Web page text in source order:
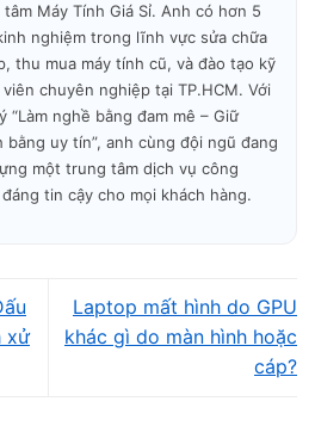
gọn - có hóa đơn VAT đầy
tuyệt đối trước khi bàn
giá minh bạch - Không
Máy Tính Giá Sỉ. Anh có hơn 5
nghiệm trong lĩnh vực sửa chữa
thu mua máy tính cũ, và đào tạo kỹ
chuyên nghiệp tại TP.HCM. Với
“Làm nghề bằng đam mê – Giữ
bằng uy tín”, anh cùng đội ngũ đang
một trung tâm dịch vụ công
tin cậy cho mọi khách hàng.
xử
Laptop mất hình do GPU
khác gì do màn hình hoặc
cáp?